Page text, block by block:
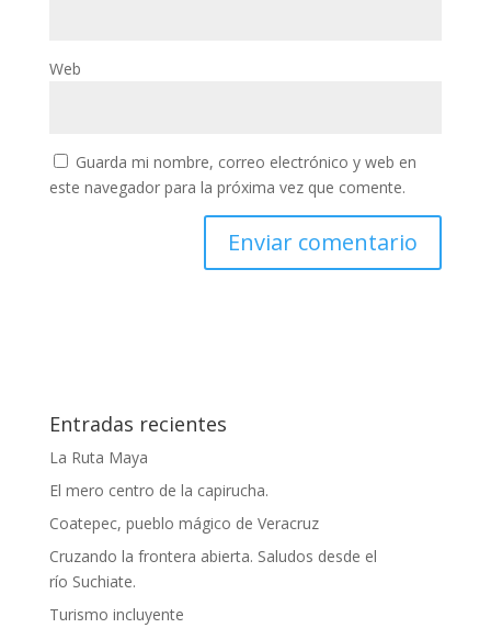
Web
Guarda mi nombre, correo electrónico y web en
este navegador para la próxima vez que comente.
Entradas recientes
La Ruta Maya
El mero centro de la capirucha.
Coatepec, pueblo mágico de Veracruz
Cruzando la frontera abierta. Saludos desde el
río Suchiate.
Turismo incluyente